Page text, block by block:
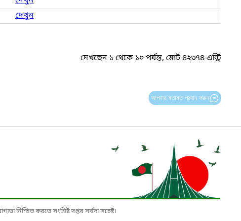
দেখুন
দেখছেন ১ থেকে ১০ পর্যন্ত, মোট ৪২৩৭৪ এন্ট্রি
আপনার মতামত প্রদান করুন
নিশ্চিত করতে সংশ্লিষ্ট দপ্তর সর্বদা সচেষ্ট।